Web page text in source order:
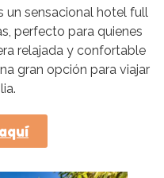
un sensacional hotel full
perfecto para quienes
relajada y confortable
gran opción para viajar